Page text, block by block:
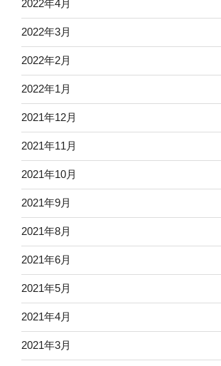
2022年4月
2022年3月
2022年2月
2022年1月
2021年12月
2021年11月
2021年10月
2021年9月
2021年8月
2021年6月
2021年5月
2021年4月
2021年3月